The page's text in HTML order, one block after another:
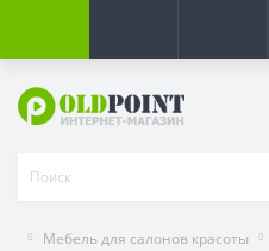
Мебель для салонов красоты